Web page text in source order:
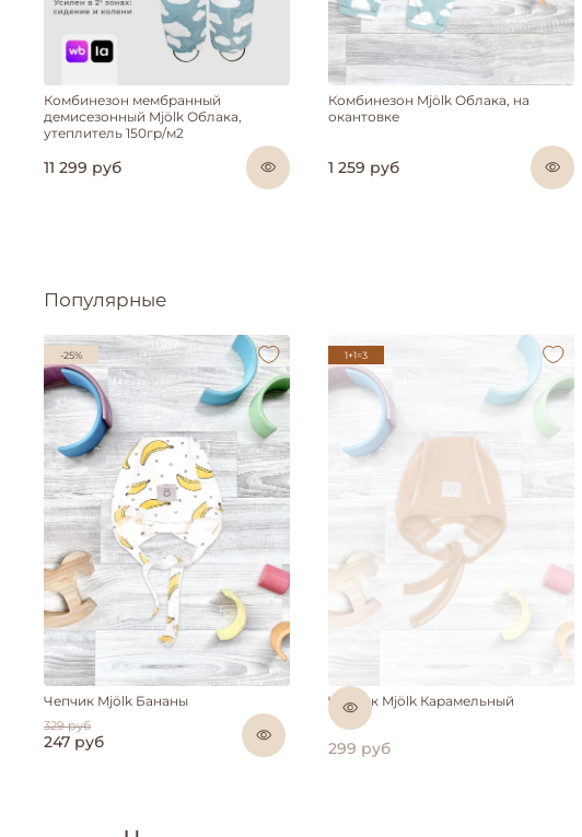
Комбинезон мембранный
демисезонный Mjölk Облака,
утеплитель 150гр/м2
11 299 руб
Комбинезон Mjölk Облака, на
окантовке
1 259 руб
Популярные
-25%
Чепчик Mjölk Бананы
329 руб
247 руб
1+1=3
Чепчик Mjölk Карамельный
299 руб